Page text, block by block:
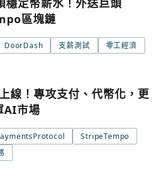
穩定幣薪水！外送巨頭
區塊鏈
DoorDash 支薪測試 零工經濟
線！專攻支付、代幣化，更
AI市場
StripeTempo